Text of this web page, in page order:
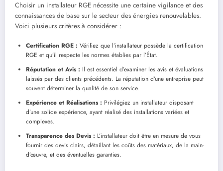
Choisir un installateur RGE nécessite une certaine vigilance et des
connaissances de base sur le secteur des énergies renouvelables.
Voici plusieurs critères à considérer :
Certification RGE : Vérifiez que l’installateur possède la certification
RGE et qu’il respecte les normes établies par l’État.
Réputation et Avis : Il est essentiel d’examiner les avis et évaluations
laissés par des clients précédents. La réputation d’une entreprise peut
souvent déterminer la qualité de son service.
Expérience et Réalisations : Privilégiez un installateur disposant
d’une solide expérience, ayant réalisé des installations variées et
complexes.
Transparence des Devis : L’installateur doit être en mesure de vous
fournir des devis clairs, détaillant les coûts des matériaux, de la main-
d’œuvre, et des éventuelles garanties.